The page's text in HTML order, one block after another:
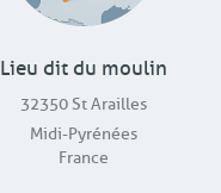
Lieu dit du moulin
32350 St Arailles
Midi-Pyrénées
France